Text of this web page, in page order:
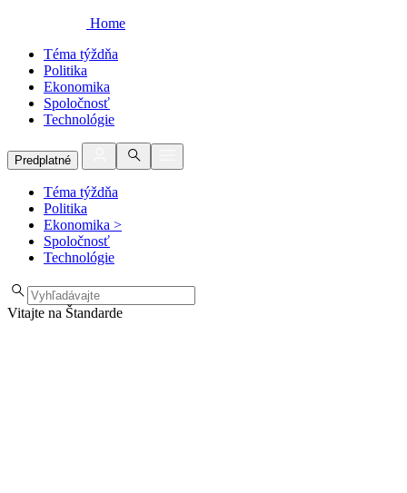
Home
Téma týždňa
Politika
Ekonomika
Spoločnosť
Technológie
Predplatné
Téma týždňa
Politika
Ekonomika >
Spoločnosť
Technológie
Vitajte na Štandarde